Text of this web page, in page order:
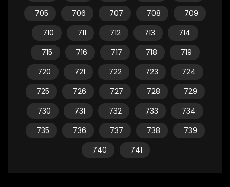
705
706 707 708
709
710
711 712 713
714
715
716 717 718
719
720
721 722 723
724
725
726 727 728
729
730
731 732 733
734
735
736 737 738
739
740
741